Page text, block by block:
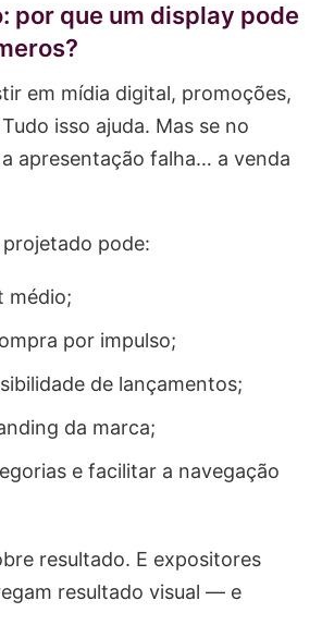
por que um display pode
em mídia digital, promoções,
isso ajuda. Mas se no
apresentação falha… a venda
pode:
médio;
por impulso;
de lançamentos;
da marca;
e facilitar a navegação
resultado. E expositores
resultado visual — e